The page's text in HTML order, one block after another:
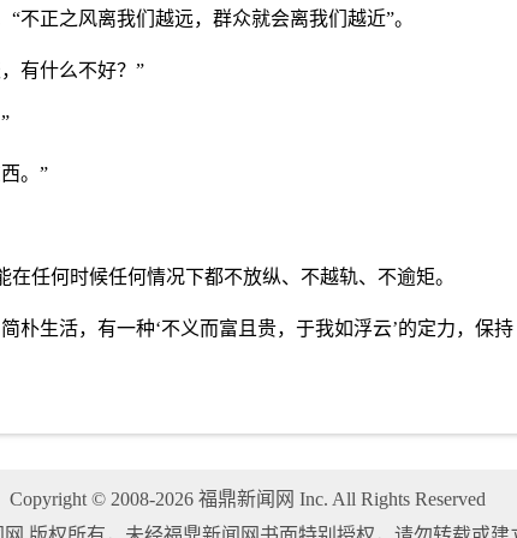
不正之风离我们越远，群众就会离我们越近”。
有什么不好？”
。”
任何时候任何情况下都不放纵、不越轨、不逾矩。
朴生活，有一种‘不义而富且贵，于我如浮云’的定力，保持
Copyright © 2008-2026 福鼎新闻网 Inc. All Rights Reserved